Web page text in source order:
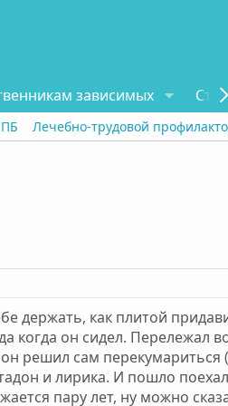
зависимых
Лечебно-трудовой
держать, как плитой
он сидел. Перележал
решил сам перекумариться
и лирика. И пошло
пару лет, ну можно